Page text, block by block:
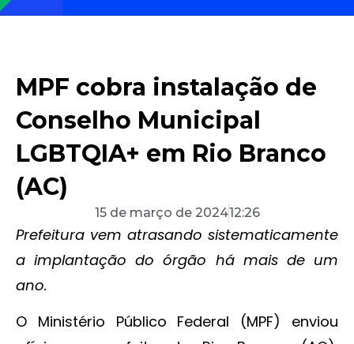
MPF cobra instalação de
Conselho Municipal
LGBTQIA+ em Rio Branco
(AC)
15 de março de 202412:26
Prefeitura vem atrasando sistematicamente
a implantação do órgão há mais de um
ano.
O Ministério Público Federal (MPF) enviou